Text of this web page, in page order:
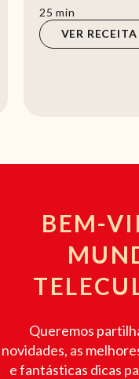
25 min
min
VER RECEITA
BEM-
Queremos
novidades, as
e fantásticas dicas